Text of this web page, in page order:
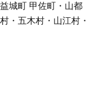
城町 甲佐町・山都
・五木村・山江村・